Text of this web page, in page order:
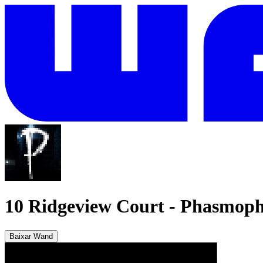
10 Ridgeview Court -
Baixar Wand